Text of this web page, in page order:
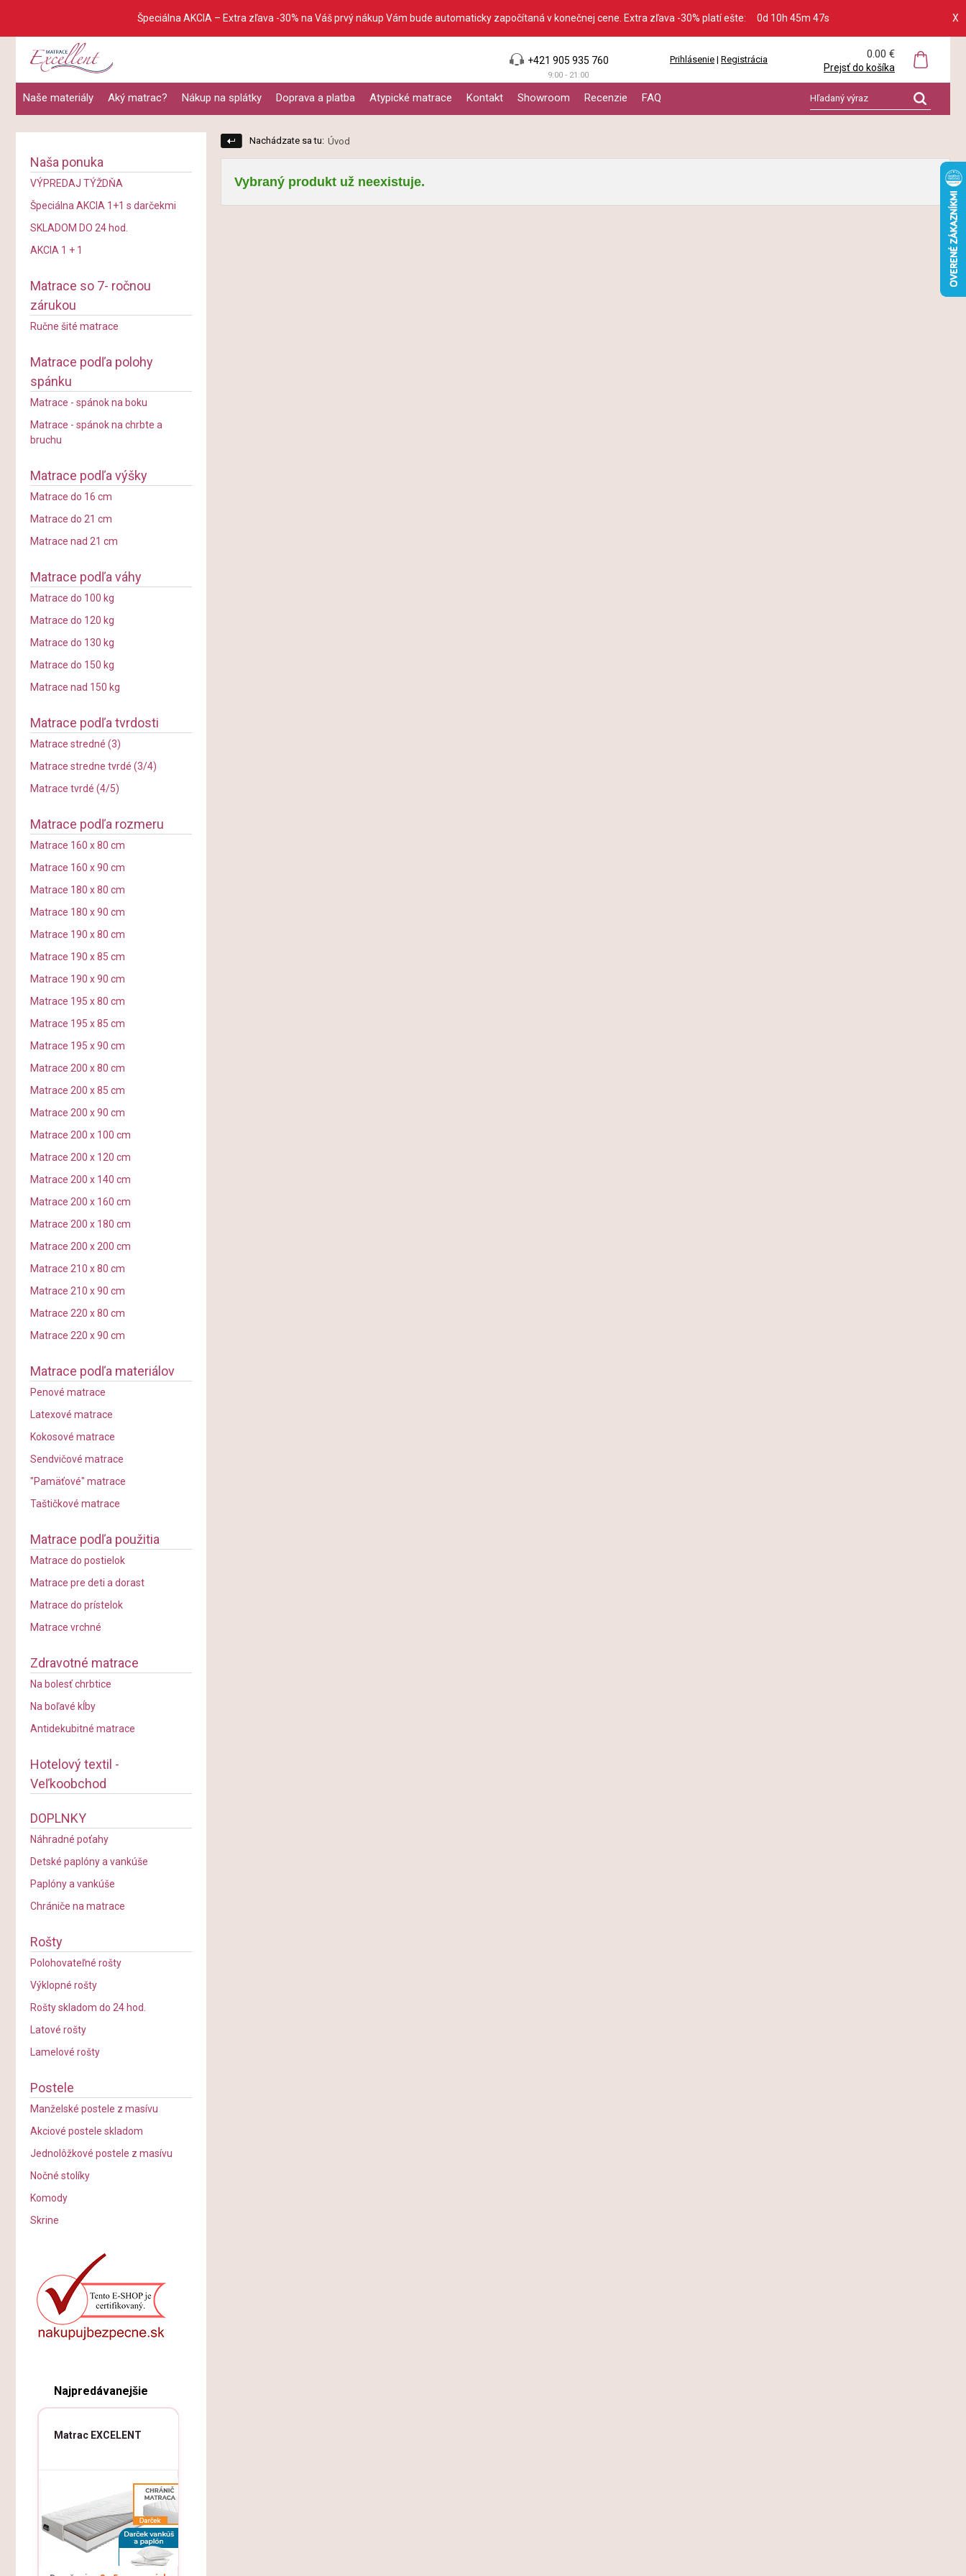
Špeciálna AKCIA – Extra zľava -30% na Váš prvý nákup Vám bude automaticky započítaná v konečnej cene. Extra zľava -30% platí ešte: 0d 10h 45m 47s X
+421 905 935 760
9:00 - 21:00
0.00 €
Prejsť do košíka
Prihlásenie | Registrácia
Naše materiály Aký matrac? Nákup na splátky Doprava a platba Atypické matrace Kontakt Showroom Recenzie FAQ
Naša ponuka
VÝPREDAJ TÝŽDŇA
Špeciálna AKCIA 1+1 s darčekmi
SKLADOM DO 24 hod.
AKCIA 1 + 1
Matrace so 7- ročnou
zárukou
Ručne šité matrace
Matrace podľa polohy
spánku
Matrace - spánok na boku
Matrace - spánok na chrbte a
bruchu
Matrace podľa výšky
Matrace do 16 cm
Matrace do 21 cm
Matrace nad 21 cm
Matrace podľa váhy
Matrace do 100 kg
Matrace do 120 kg
Matrace do 130 kg
Matrace do 150 kg
Matrace nad 150 kg
Matrace podľa tvrdosti
Matrace stredné (3)
Matrace stredne tvrdé (3/4)
Matrace tvrdé (4/5)
Matrace podľa rozmeru
Matrace 160 x 80 cm
Matrace 160 x 90 cm
Matrace 180 x 80 cm
Matrace 180 x 90 cm
Matrace 190 x 80 cm
Matrace 190 x 85 cm
Matrace 190 x 90 cm
Matrace 195 x 80 cm
Matrace 195 x 85 cm
Matrace 195 x 90 cm
Matrace 200 x 80 cm
Matrace 200 x 85 cm
Matrace 200 x 90 cm
Matrace 200 x 100 cm
Matrace 200 x 120 cm
Matrace 200 x 140 cm
Matrace 200 x 160 cm
Matrace 200 x 180 cm
Matrace 200 x 200 cm
Matrace 210 x 80 cm
Matrace 210 x 90 cm
Matrace 220 x 80 cm
Matrace 220 x 90 cm
Matrace podľa materiálov
Penové matrace
Latexové matrace
Kokosové matrace
Sendvičové matrace
"Pamäťové" matrace
Taštičkové matrace
Matrace podľa použitia
Matrace do postielok
Matrace pre deti a dorast
Matrace do prístelok
Matrace vrchné
Zdravotné matrace
Na bolesť chrbtice
Na boľavé kĺby
Antidekubitné matrace
Hotelový textil -
Veľkoobchod
DOPLNKY
Náhradné poťahy
Detské paplóny a vankúše
Paplóny a vankúše
Chrániče na matrace
Rošty
Polohovateľné rošty
Výklopné rošty
Rošty skladom do 24 hod.
Latové rošty
Lamelové rošty
Postele
Manželské postele z masívu
Akciové postele skladom
Jednolôžkové postele z masívu
Nočné stolíky
Komody
Skrine
Najpredávanejšie
Matrac EXCELENT
Nachádzate sa tu: Úvod
Vybraný produkt už neexistuje.